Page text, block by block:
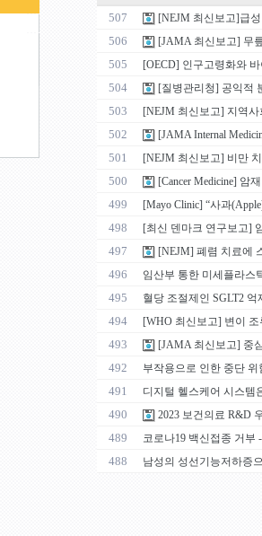
507
[NEJM 최신보고]급성
506 [JAMA 최신보고] 무
505 [OECD] 인구고령화와
504 [질병관리청] 공익적
503 [NEJM 최신보고] 지역
502 [JAMA Internal
501 [NEJM 최신보고] 비만
500 [Cancer Medicine] 암
499 [Mayo Clinic] “사과
498 [최신 덴마크 연구보고]
497 [NEJM] 폐렴 치료에
496 임산부 통한 미세플라스
495 혈당 조절제인 SGLT2
494 [WHO 최신보고] 변이
493 [JAMA 최신보고] 중
492 부작용으로 인한 중단
491 디지털 헬스케어 시스템
490 2023 보건의료 R&D
489 코로나19 백신접종 거부
488 남성의 성선기능저하증